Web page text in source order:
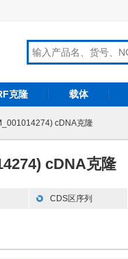
克隆 载体
cDNA克隆
cDNA克隆
CDS区序列